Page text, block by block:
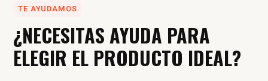
TE AYUDAMOS
¿NECESITAS AYUDA PARA
ELEGIR EL PRODUCTO IDEAL?